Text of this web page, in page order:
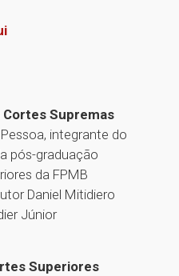
Cortes Supremas
integrante do
pós-graduação
da FPMB
Daniel Mitidiero
Júnior
Superiores